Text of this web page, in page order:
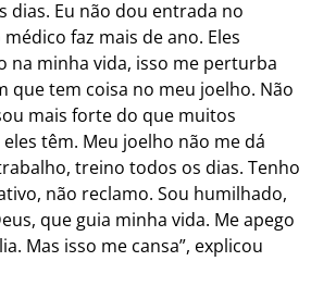
dias. Eu não dou entrada no
faz mais de ano. Eles
na minha vida, isso me perturba
que tem coisa no meu joelho. Não
mais forte do que muitos
têm. Meu joelho não me dá
treino todos os dias. Tenho
não reclamo. Sou humilhado,
que guia minha vida. Me apego
Mas isso me cansa”, explicou